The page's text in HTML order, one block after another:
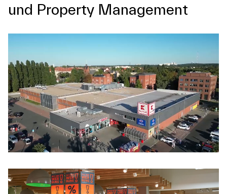
und Property Management